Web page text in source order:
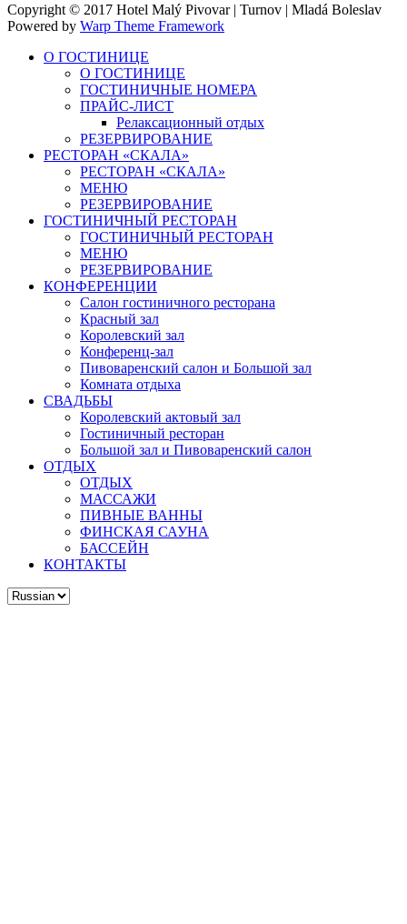
Copyright © 2017 Hotel Malý Pivovar | Turnov | Mladá Boleslav
Powered by Warp Theme Framework
О ГОСТИНИЦЕ
О ГОСТИНИЦЕ
ГОСТИНИЧНЫЕ НОМЕРА
ПРАЙС-ЛИСТ
Релаксационный отдых
РЕЗЕРВИРОВАНИЕ
РЕСТОРАН «СКАЛА»
РЕСТОРАН «СКАЛА»
МЕНЮ
РЕЗЕРВИРОВАНИЕ
ГОСТИНИЧНЫЙ РЕСТОРАН
ГОСТИНИЧНЫЙ РЕСТОРАН
МЕНЮ
РЕЗЕРВИРОВАНИЕ
КОНФЕРЕНЦИИ
Салон гостиничного ресторана
Красный зал
Королевский зал
Конференц-зал
Пивоваренский салон и Большой зал
Комната отдыха
СВАДЬБЫ
Королевский актовый зал
Гостиничный ресторан
Большой зал и Пивоваренский салон
ОТДЫХ
ОТДЫХ
МАССАЖИ
ПИВНЫЕ ВАННЫ
ФИНСКАЯ САУНА
БАССЕЙН
КОНТАКТЫ